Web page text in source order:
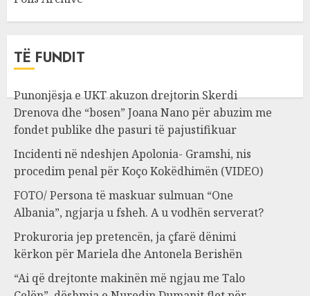
TË FUNDIT
Punonjësja e UKT akuzon drejtorin Skerdi
Drenova dhe “bosen” Joana Nano për abuzim me
fondet publike dhe pasuri të pajustifikuar
Incidenti në ndeshjen Apolonia- Gramshi, nis
procedim penal për Koço Kokëdhimën (VIDEO)
FOTO/ Persona të maskuar sulmuan “One
Albania”, ngjarja u fsheh. A u vodhën serverat?
Prokuroria jep pretencën, ja çfarë dënimi
kërkon për Mariela dhe Antonela Berishën
“Ai që drejtonte makinën më ngjau me Talo